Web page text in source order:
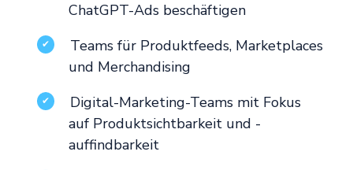
ChatGPT-Ads beschäftigen
✔
Teams für Produktfeeds, Marketplaces
und Merchandising
✔
Digital-Marketing-Teams mit Fokus
auf Produktsichtbarkeit und -
auffindbarkeit